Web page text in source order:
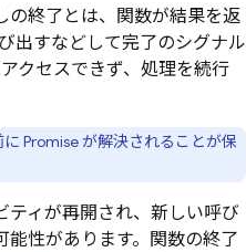
の終了とは、関数が結果を返
出すなどして完了のシグナル
クセスできず、処理を続行
Promise が解決されることが保
ティが再開され、新しい呼び
性があります。関数の終了